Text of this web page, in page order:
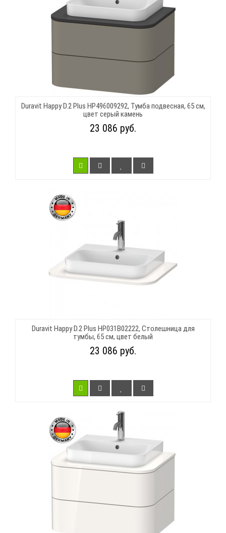
Duravit Happy D.2 Plus HP496009292, Тумба подвесная, 65 см,
цвет серый камень
23 086 руб.
Duravit Happy D.2 Plus HP031B02222, Столешница для
тумбы, 65 см, цвет белый
23 086 руб.